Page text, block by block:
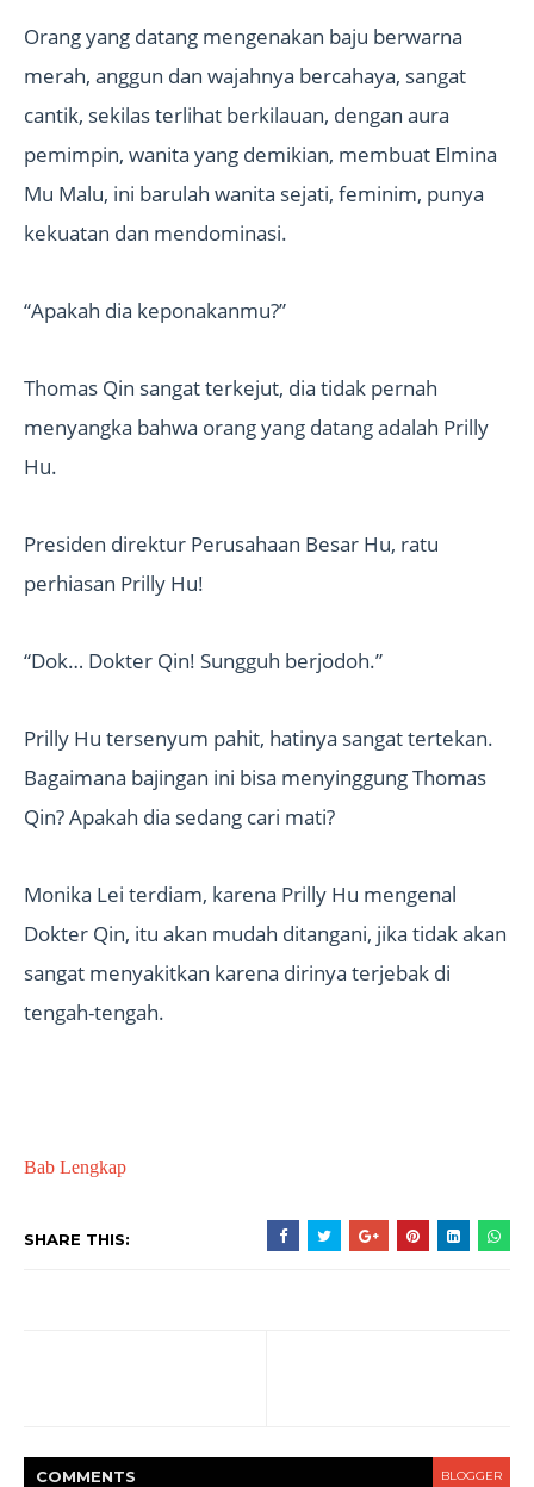
Orang yang datang mengenakan baju berwarna
merah, anggun dan wajahnya bercahaya, sangat
cantik, sekilas terlihat berkilauan, dengan aura
pemimpin, wanita yang demikian, membuat Elmina
Mu Malu, ini barulah wanita sejati, feminim, punya
kekuatan dan mendominasi.
“Apakah dia keponakanmu?”
Thomas Qin sangat terkejut, dia tidak pernah
menyangka bahwa orang yang datang adalah Prilly
Hu.
Presiden direktur Perusahaan Besar Hu, ratu
perhiasan Prilly Hu!
“Dok… Dokter Qin! Sungguh berjodoh.”
Prilly Hu tersenyum pahit, hatinya sangat tertekan.
Bagaimana bajingan ini bisa menyinggung Thomas
Qin? Apakah dia sedang cari mati?
Monika Lei terdiam, karena Prilly Hu mengenal
Dokter Qin, itu akan mudah ditangani, jika tidak akan
sangat menyakitkan karena dirinya terjebak di
tengah-tengah.
Bab Lengkap
SHARE THIS:
COMMENTS BLOGGER